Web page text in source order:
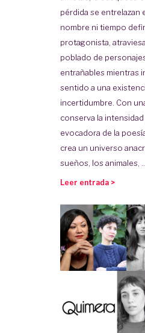
pérdida se entrelazan
nombre ni tiempo
protagonista,
poblado de
entrañables mientras
sentido a una
incertidumbre. Con
conserva la intensidad
evocadora de la
crea un universo
sueños, los animales, ...
Leer entrada >